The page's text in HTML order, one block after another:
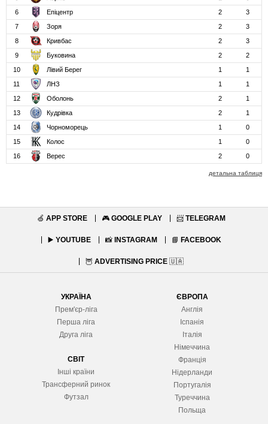
6
Епіцентр 2
3
7
Зоря 2
3
8
Кривбас 2
3
9
Буковина 2
2
10
Лівий Берег 1
1
11
ЛНЗ 1
1
12
Оболонь 2
1
13
Кудрівка 2
1
14
Чорноморець 1
0
15
Колос 1
0
16
Верес 2 0
детальна таблиця
🍏 APP STORE 🎮 GOOGLE PLAY 📨 TELEGRAM
▶️ YOUTUBE 📸 INSTAGRAM 📘 FACEBOOK
🦉 ADVERTISING PRICE 🇺🇦
УКРАЇНА
Прем'єр-ліга
Перша ліга
Друга ліга
СВІТ
Інші країни
Трансферний ринок
Футзал
ЄВРОПА
Англія
Іспанія
Італія
Німеччина
Франція
Нідерланди
Португалія
Туреччина
Польща